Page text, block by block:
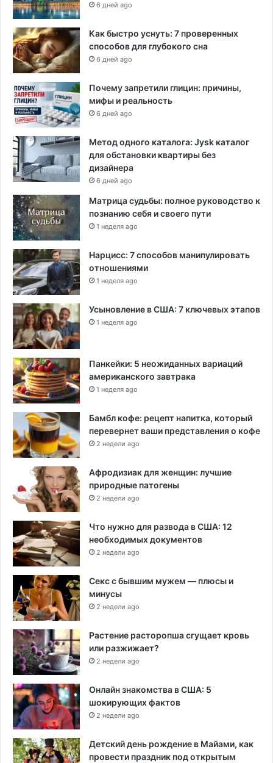
6 дней ago
Как быстро уснуть: 7 проверенных
способов для глубокого сна
6 дней ago
Почему запретили глицин: причины,
мифы и реальность
6 дней ago
Метод одного каталога: Jysk каталог
для обстановки квартиры без
дизайнера
6 дней ago
Матрица судьбы: полное руководство к
познанию себя и своего пути
1 неделя ago
Нарцисс: 7 способов манипулировать
отношениями
1 неделя ago
Усыновление в США: 7 ключевых этапов
1 неделя ago
Панкейки: 5 неожиданных вариаций
американского завтрака
1 неделя ago
Бамбл кофе: рецепт напитка, который
перевернет ваши представления о кофе
2 недели ago
Афродизиак для женщин: лучшие
природные патогены
2 недели ago
Что нужно для развода в США: 12
необходимых документов
2 недели ago
Секс с бывшим мужем — плюсы и
минусы
2 недели ago
Растение расторопша сгущает кровь
или разжижает?
2 недели ago
Онлайн знакомства в США: 5
шокирующих фактов
2 недели ago
Детский день рождение в Майами, как
провести праздник под открытым